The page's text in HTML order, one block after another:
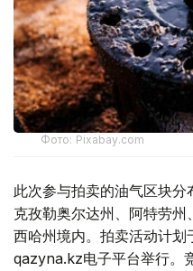
Фото: Pixabay.com
此次参与拍卖的油气区块分
克孜勒奥尔达州、阿特劳州
西哈州境内。拍卖活动计划
qazyna.kz电子平台举行。